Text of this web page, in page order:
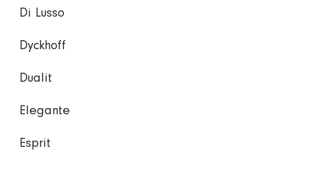
Di Lusso
Dyckhoff
Dualit
Elegante
Esprit